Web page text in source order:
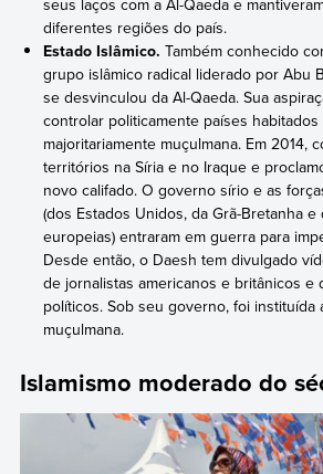
diferentes regiões do país.
Estado Islâmico.Também conhecido
grupo islâmico radical liderado por Abu
se desvinculou da Al-Qaeda. Sua
controlar politicamente países
majoritariamente muçulmana. Em 2014,
territórios na Síria e no Iraque e
novo califado. O governo sírio e as
(dos Estados Unidos, da Grã-Bretanha
europeias) entraram em guerra para
Desde então, o Daesh tem divulgado
de jornalistas americanos e britânicos
políticos. Sob seu governo, foi instituída
muçulmana.
Islamismo moderado do